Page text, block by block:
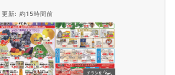
更新: 約15時間前